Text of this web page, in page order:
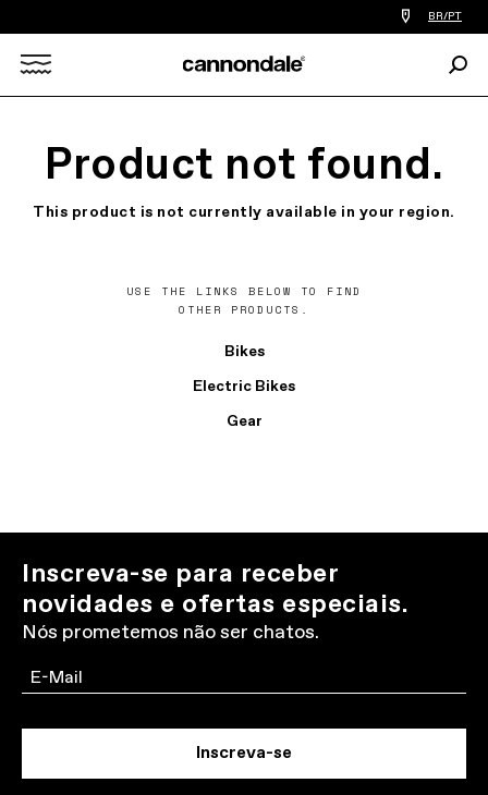
Find
a
you
BR/PT
Product not found.
This product is not currently available in your region.
USE THE LINKS BELOW TO FIND
OTHER PRODUCTS.
Bikes
Electric Bikes
Gear
Inscreva-se para receber
novidades e ofertas especiais.
Nós prometemos não ser chatos.
Email
Inscreva-se